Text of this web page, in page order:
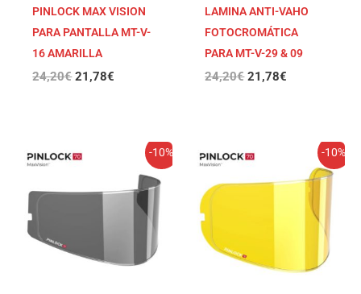
PINLOCK MAX VISION
PARA PANTALLA MT-V-
16 AMARILLA
24,20€ 21,78€
LAMINA ANTI-VAHO
FOTOCROMÁTICA
PARA MT-V-29 & 09
24,20€ 21,78€
-10%
precio
era:
precio
actual
es:
21,78€.
-10%
precio
original
precio
actual
21,78€.